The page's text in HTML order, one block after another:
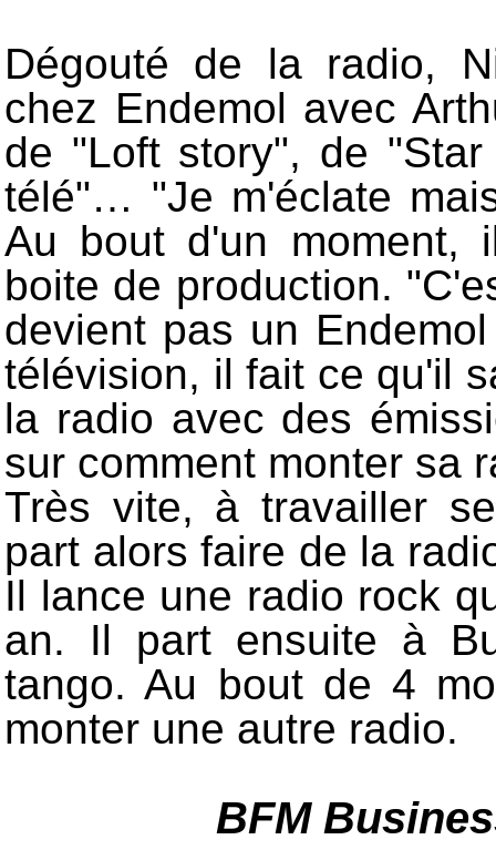
Dégouté de la radio,
chez Endemol avec
de "Loft story", de
télé"… "Je m'éclate
Au bout d'un moment,
boite de production.
devient pas un
télévision, il fait ce qu'il
la radio avec des
sur comment monter sa
Très vite, à travailler
part alors faire de la
Il lance une radio rock
an. Il part ensuite à
tango. Au bout de 4
monter une autre radio.
BFM